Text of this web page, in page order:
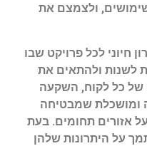
ולצמצם את
חיוני לכל פרויקט שבו
לשנות ולהתאים את
של כל לקוח, השקעה
ומושכלת שמבטיחה
אזורים תחומים. בעת
על היתרונות שלהן